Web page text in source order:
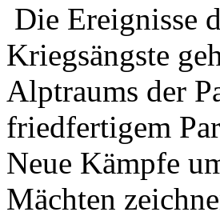
Die Ereignisse
Kriegsängste
Alptraums der
friedfertigem
Neue Kämpfe
Mächten